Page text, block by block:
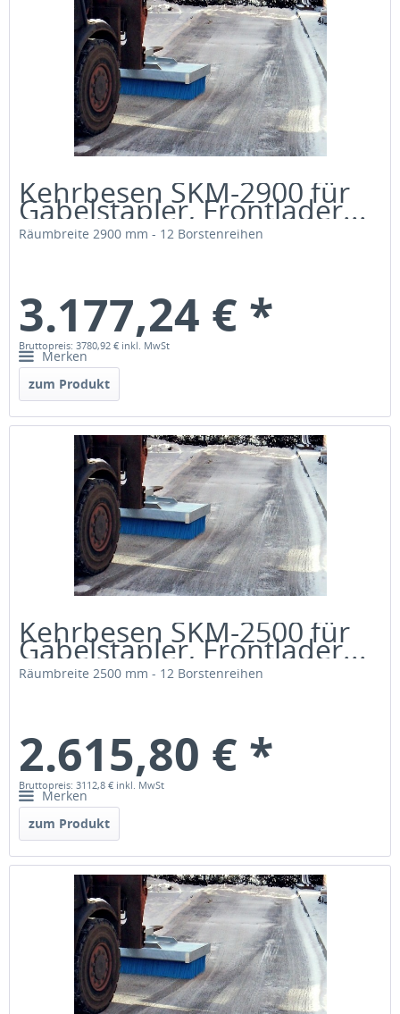
Kehrbesen SKM-2900 für
Gabelstapler, Frontlader...
Räumbreite 2900 mm - 12 Borstenreihen
3.177,24 € *
Bruttopreis: 3780,92 € inkl. MwSt
Merken
zum Produkt
Kehrbesen SKM-2500 für
Gabelstapler, Frontlader...
Räumbreite 2500 mm - 12 Borstenreihen
2.615,80 € *
Bruttopreis: 3112,8 € inkl. MwSt
Merken
zum Produkt